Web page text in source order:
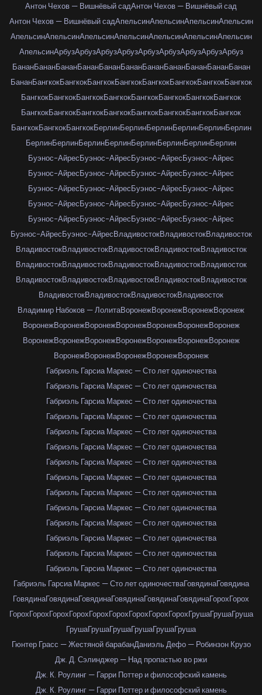
Антон Чехов — Вишнёвый садАнтон Чехов — Вишнёвый сад
Антон Чехов — Вишнёвый садАпельсинАпельсинАпельсинАпельсин
АпельсинАпельсинАпельсинАпельсинАпельсинАпельсинАпельсин
АпельсинАрбузАрбузАрбузАрбузАрбузАрбузАрбузАрбузАрбуз
БананБананБананБананБананБананБананБананБананБананБанан
БананБангкокБангкокБангкокБангкокБангкокБангкокБангкокБангкок
БангкокБангкокБангкокБангкокБангкокБангкокБангкокБангкок
БангкокБангкокБангкокБангкокБангкокБангкокБангкокБангкок
БангкокБангкокБангкокБерлинБерлинБерлинБерлинБерлинБерлин
БерлинБерлинБерлинБерлинБерлинБерлинБерлинБерлин
Буэнос-АйресБуэнос-АйресБуэнос-АйресБуэнос-Айрес
Буэнос-АйресБуэнос-АйресБуэнос-АйресБуэнос-Айрес
Буэнос-АйресБуэнос-АйресБуэнос-АйресБуэнос-Айрес
Буэнос-АйресБуэнос-АйресБуэнос-АйресБуэнос-Айрес
Буэнос-АйресБуэнос-АйресБуэнос-АйресБуэнос-Айрес
Буэнос-АйресБуэнос-АйресВладивостокВладивостокВладивосток
ВладивостокВладивостокВладивостокВладивостокВладивосток
ВладивостокВладивостокВладивостокВладивостокВладивосток
ВладивостокВладивостокВладивостокВладивостокВладивосток
ВладивостокВладивостокВладивостокВладивосток
Владимир Набоков — ЛолитаВоронежВоронежВоронежВоронеж
ВоронежВоронежВоронежВоронежВоронежВоронежВоронеж
ВоронежВоронежВоронежВоронежВоронежВоронежВоронеж
ВоронежВоронежВоронежВоронежВоронеж
Габриэль Гарсиа Маркес — Сто лет одиночества
Габриэль Гарсиа Маркес — Сто лет одиночества
Габриэль Гарсиа Маркес — Сто лет одиночества
Габриэль Гарсиа Маркес — Сто лет одиночества
Габриэль Гарсиа Маркес — Сто лет одиночества
Габриэль Гарсиа Маркес — Сто лет одиночества
Габриэль Гарсиа Маркес — Сто лет одиночества
Габриэль Гарсиа Маркес — Сто лет одиночества
Габриэль Гарсиа Маркес — Сто лет одиночества
Габриэль Гарсиа Маркес — Сто лет одиночества
Габриэль Гарсиа Маркес — Сто лет одиночества
Габриэль Гарсиа Маркес — Сто лет одиночества
Габриэль Гарсиа Маркес — Сто лет одиночества
Габриэль Гарсиа Маркес — Сто лет одиночества
Габриэль Гарсиа Маркес — Сто лет одиночестваГовядинаГовядина
ГовядинаГовядинаГовядинаГовядинаГовядинаГовядинаГорохГорох
ГорохГорохГорохГорохГорохГорохГорохГорохГорохГрушаГрушаГруша
ГрушаГрушаГрушаГрушаГрушаГруша
Гюнтер Грасс — Жестяной барабанДаниэль Дефо — Робинзон Крузо
Дж. Д. Сэлинджер — Над пропастью во ржи
Дж. К. Роулинг — Гарри Поттер и философский камень
Дж. К. Роулинг — Гарри Поттер и философский камень